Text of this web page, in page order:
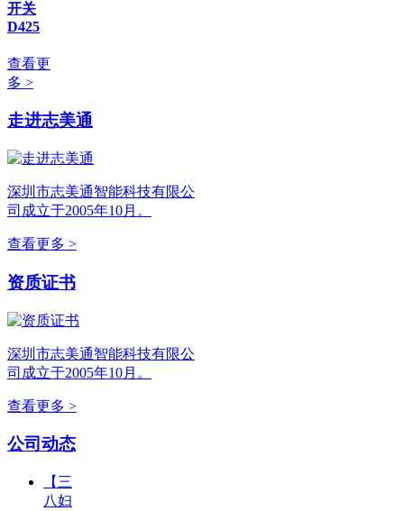
开关
D425
查看更
多 >
走进志美通
深圳市志美通智能科技有限公
司成立于2005年10月。
查看更多 >
资质证书
深圳市志美通智能科技有限公
司成立于2005年10月。
查看更多 >
公司动态
【三
八妇